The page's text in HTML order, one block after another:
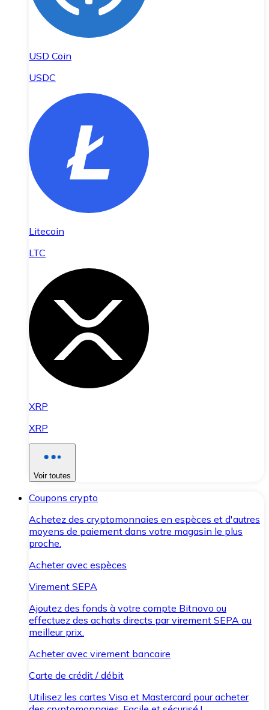
USD Coin
USDC
Litecoin
LTC
XRP
XRP
Voir toutes
Coupons crypto
Achetez des cryptomonnaies en espèces et d'autres
moyens de paiement dans votre magasin le plus
proche.
Acheter avec espèces
Virement SEPA
Ajoutez des fonds à votre compte Bitnovo ou
effectuez des achats directs par virement SEPA au
meilleur prix.
Acheter avec virement bancaire
Carte de crédit / débit
Utilisez les cartes Visa et Mastercard pour acheter